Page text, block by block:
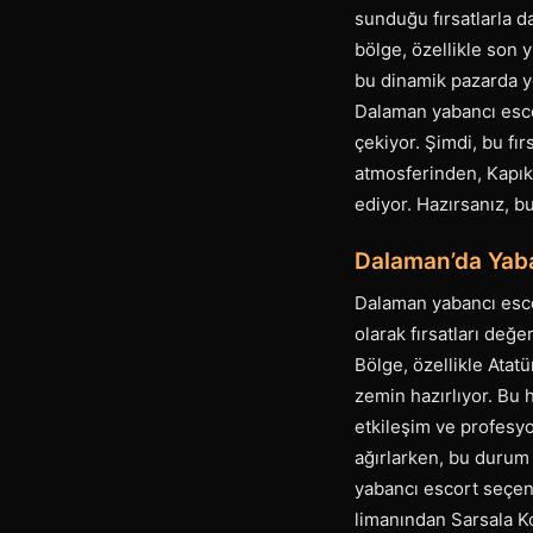
sunduğu fırsatlarla
bölge, özellikle son
bu dinamik pazarda
Dalaman yabancı
çekiyor. Şimdi, bu
atmosferinden,
ediyor. Hazırsanız,
Dalaman’da
Dalaman yabancı
olarak fırsatları
Bölge, özellikle
zemin hazırlıyor.
etkileşim ve
ağırlarken, bu
yabancı escort
limanından Sarsala